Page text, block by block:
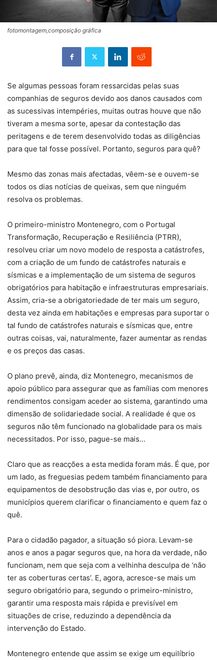
fotomontagem,composição gráfica
Se algumas pessoas foram ressarcidas pelas suas
companhias de seguros devido aos danos causados com
as sucessivas intempéries, muitas outras houve que não
tiveram a mesma sorte, apesar da contestação das
peritagens e de terem desenvolvido todas as diligências
para que tal fosse possível. Portanto, seguros para quê?
Mesmo das zonas mais afectadas, vêem-se e ouvem-se
todos os dias notícias de queixas, sem que ninguém
resolva os problemas.
O primeiro-ministro Montenegro, com o Portugal
Transformação, Recuperação e Resiliência (PTRR),
resolveu criar um novo modelo de resposta a catástrofes,
com a criação de um fundo de catástrofes naturais e
sísmicas e a implementação de um sistema de seguros
obrigatórios para habitação e infraestruturas empresariais.
Assim, cria-se a obrigatoriedade de ter mais um seguro,
desta vez ainda em habitações e empresas para suportar o
tal fundo de catástrofes naturais e sísmicas que, entre
outras coisas, vai, naturalmente, fazer aumentar as rendas
e os preços das casas.
O plano prevê, ainda, diz Montenegro, mecanismos de
apoio público para assegurar que as famílias com menores
rendimentos consigam aceder ao sistema, garantindo uma
dimensão de solidariedade social. A realidade é que os
seguros não têm funcionado na globalidade para os mais
necessitados. Por isso, pague-se mais…
Claro que as reacções a esta medida foram más. É que, por
um lado, as freguesias pedem também financiamento para
equipamentos de desobstrução das vias e, por outro, os
municípios querem clarificar o financiamento e quem faz o
quê.
Para o cidadão pagador, a situação só piora. Levam-se
anos e anos a pagar seguros que, na hora da verdade, não
funcionam, nem que seja com a velhinha desculpa de ‘não
ter as coberturas certas’. E, agora, acresce-se mais um
seguro obrigatório para, segundo o primeiro-ministro,
garantir uma resposta mais rápida e previsível em
situações de crise, reduzindo a dependência da
intervenção do Estado.
Montenegro entende que assim se exige um equilíbrio